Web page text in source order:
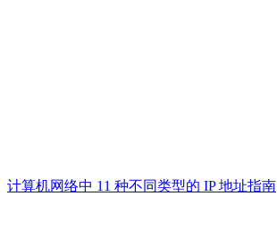
计算机网络中 11 种不同类型的 IP 地址指南